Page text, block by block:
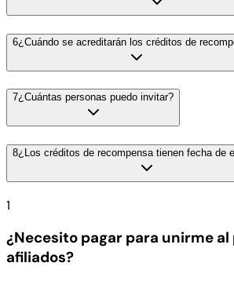
6¿Cuándo se acreditarán los créditos de
7¿Cuántas personas puedo invitar?
8¿Los créditos de recompensa tienen fecha de
1
¿Necesito pagar para unirme
afiliados?